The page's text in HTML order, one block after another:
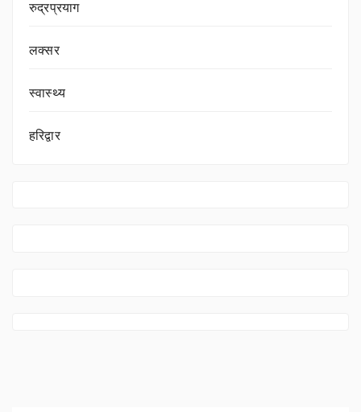
रुद्रप्रयाग
लक्सर
स्वास्थ्य
हरिद्वार